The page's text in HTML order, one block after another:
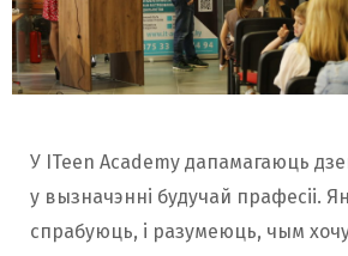
У ITeen Academy дапамагаюць
у вызначэнні будучай прафесіі.
спрабуюць, і разумеюць, чым